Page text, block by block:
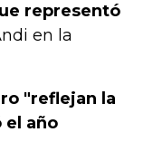
representó
en la
"reflejan la
el año